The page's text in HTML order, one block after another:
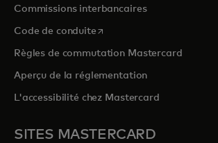
Commissions interbancaires
Code de conduites’ouvre dans un nouvel
Règles de commutation Mastercard
Aperçu de la réglementation
L'accessibilité chez Mastercard
SITES MASTERCARD